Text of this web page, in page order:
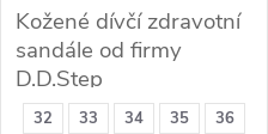
32 33 34 35
36
Kožené dívčí zdravotní
sandále od firmy
D.D.Step